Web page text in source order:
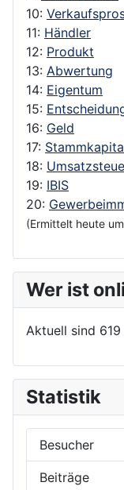
10:
11: Händler
12: Produkt
13: Abwertung
14: Eigentum
15:
16: Geld
17:
18:
19: IBIS
20:
(Ermittelt heute
Wer ist
Aktuell sind
Statistik
Besucher
Beiträge